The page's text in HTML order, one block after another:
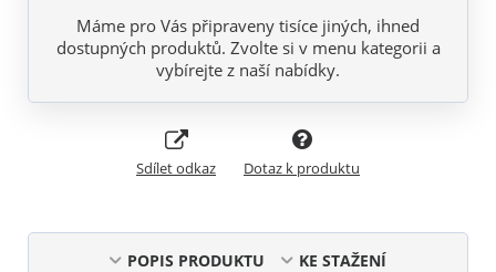
Máme pro Vás připraveny tisíce jiných, ihned
dostupných produktů. Zvolte si v menu kategorii a
vybírejte z naší nabídky.
Sdílet odkaz Dotaz k produktu
POPIS PRODUKTU
KE STAŽENÍ